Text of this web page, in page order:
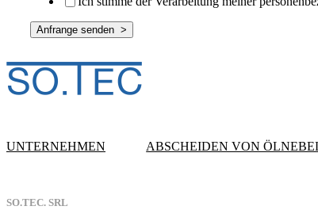
UNTERNEHMEN ABSCHEIDEN VON
SO.TEC. SRL